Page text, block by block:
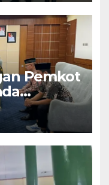
Pemkot
Muda